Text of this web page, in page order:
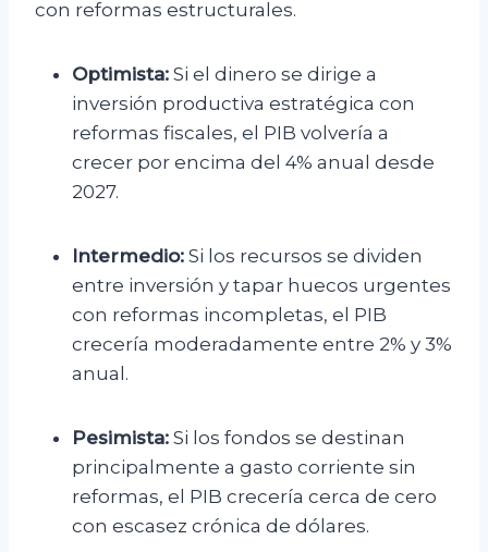
con reformas estructurales.
Optimista: Si el dinero se dirige a
inversión productiva estratégica con
reformas fiscales, el PIB volvería a
crecer por encima del 4% anual desde
2027.
Intermedio: Si los recursos se dividen
entre inversión y tapar huecos urgentes
con reformas incompletas, el PIB
crecería moderadamente entre 2% y 3%
anual.
Pesimista: Si los fondos se destinan
principalmente a gasto corriente sin
reformas, el PIB crecería cerca de cero
con escasez crónica de dólares.